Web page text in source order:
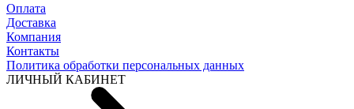
Оплата
Доставка
Компания
Контакты
Политика обработки персональных данных
ЛИЧНЫЙ КАБИНЕТ